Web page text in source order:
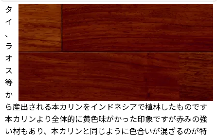
タ
イ
、
ラ
オ
ス
等
か
ら産出される本カリンをインドネシアで植林したものです
本カリンより全体的に黄色味がかった印象ですが赤みの強
い材もあり、本カリンと同じように色合いが混ざるのが特